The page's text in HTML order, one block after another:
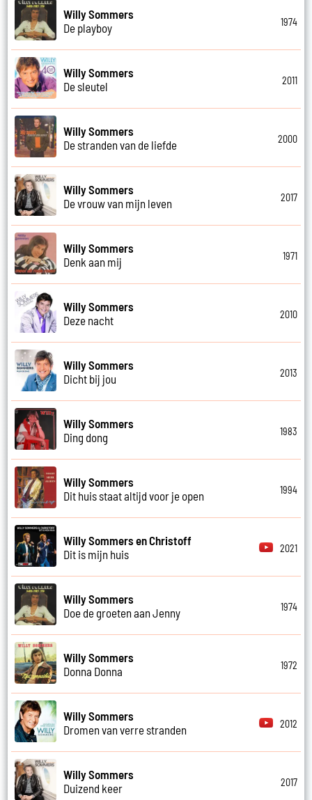
Willy Sommers
De playboy
1974
Willy Sommers
De sleutel
2011
Willy Sommers
De stranden van de liefde
2000
Willy Sommers
De vrouw van mijn leven
2017
Willy Sommers
Denk aan mij
1971
Willy Sommers
Deze nacht
2010
Willy Sommers
Dicht bij jou
2013
Willy Sommers
Ding dong
1983
Willy Sommers
Dit huis staat altijd voor je open
1994
Willy Sommers en Christoff
Dit is mijn huis
2021
Willy Sommers
Doe de groeten aan Jenny
1974
Willy Sommers
Donna Donna
1972
Willy Sommers
Dromen van verre stranden
2012
Willy Sommers
Duizend keer
2017